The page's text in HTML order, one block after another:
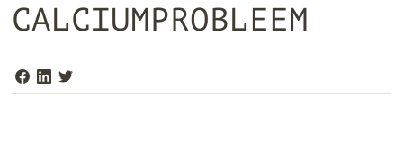
CALCIUMPROBLEEM